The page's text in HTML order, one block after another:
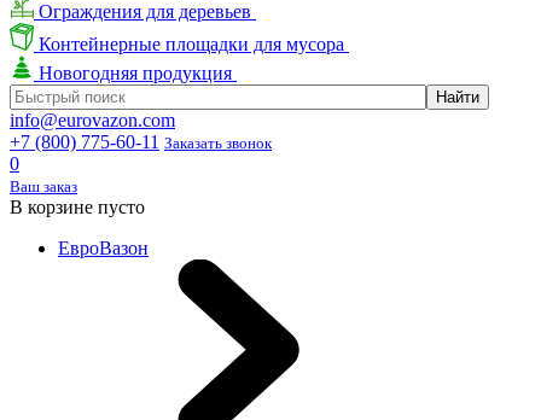
Ограждения для деревьев
Контейнерные площадки для мусора
Новогодняя продукция
info@eurovazon.com
+7 (800) 775-60-11 Заказать звонок
0
Ваш заказ
В корзине пусто
ЕвроВазон